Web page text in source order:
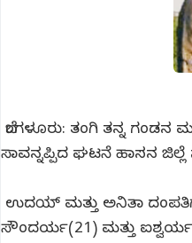
ಬೆಂಗಳೂರು: ತಂಗಿ ತನ್ನ ಗಂಡನ
ಸಾವನ್ನಪ್ಪಿದ ಘಟನೆ ಹಾಸನ ಜಿಲ್ಲೆ
ಉದಯ್ ಮತ್ತು ಅನಿತಾ ದಂಪತಿಗೆ
ಸೌಂದರ್ಯ(21) ಮತ್ತು